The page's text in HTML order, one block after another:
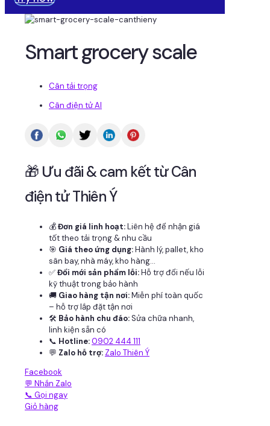
Smart grocery scale
Cân tải trọng
Cân điện tử AI
🎁 Ưu đãi & cam kết từ Cân
điện tử Thiên Ý
💰Đơn giá linh hoạt:Liên hệ để nhận giá
tốt theo tải trọng & nhu cầu
🎯 Giá theo ứng dụng:Hành lý, pallet, kho
sân bay, nhà máy, kho hàng...
✅Đổi mới sản phẩm lỗi:Hỗ trợ đổi nếu lỗi
kỹ thuật trong bảo hành
🚚 Giao hàng tận nơi:Miễn phí toàn quốc
– hỗ trợ lắp đặt tận nơi
🛠 Bảo hành chu đáo:Sửa chữa nhanh,
linh kiện sẵn có
📞 Hotline:0902 444 111
💬 Zalo hỗ trợ: Zalo Thiên Ý
Facebook
💬 Nhắn Zalo
📞 Gọi ngay
Giỏ hàng